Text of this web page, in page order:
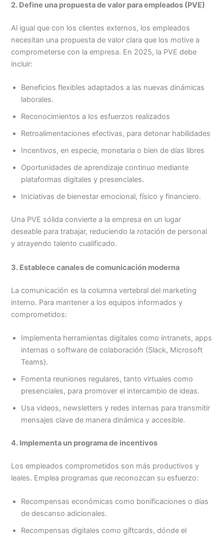
2. Define una propuesta de valor para empleados (PVE)
Al igual que con los clientes externos, los empleados
necesitan una propuesta de valor clara que los motive a
comprometerse con la empresa. En 2025, la PVE debe
incluir:
Beneficios flexibles adaptados a las nuevas dinámicas
laborales.
Reconocimientos a los esfuerzos realizados
Retroalimentaciones efectivas, para detonar habilidades
Incentivos, en especie, monetaria o bien de días libres
Oportunidades de aprendizaje continuo mediante
plataformas digitales y presenciales.
Iniciativas de bienestar emocional, físico y financiero.
Una PVE sólida convierte a la empresa en un lugar
deseable para trabajar, reduciendo la rotación de personal
y atrayendo talento cualificado.
3. Establece canales de comunicación moderna
La comunicación es la columna vertebral del marketing
interno. Para mantener a los equipos informados y
comprometidos:
Implementa herramientas digitales como intranets, apps
internas o software de colaboración (Slack, Microsoft
Teams).
Fomenta reuniones regulares, tanto virtuales como
presenciales, para promover el intercambio de ideas.
Usa videos, newsletters y redes internas para transmitir
mensajes clave de manera dinámica y accesible.
4. Implementa un programa de incentivos
Los empleados comprometidos son más productivos y
leales. Emplea programas que reconozcan su esfuerzo:
Recompensas económicas como bonificaciones o días
de descanso adicionales.
Recompensas digitales como giftcards, dónde el